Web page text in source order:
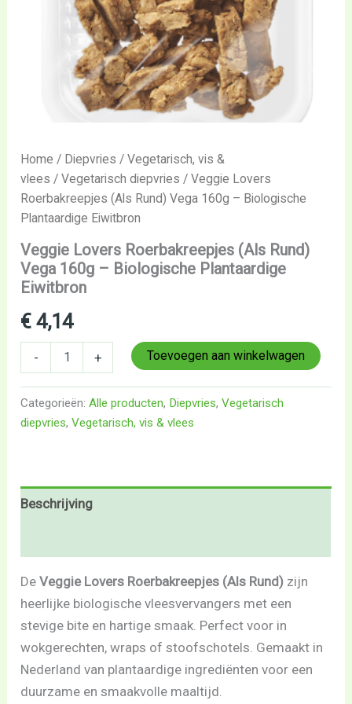
Home / Diepvries /Vegetarisch, vis &
vlees /Vegetarisch diepvries / Veggie Lovers
Roerbakreepjes (Als Rund) Vega 160g – Biologische
Plantaardige Eiwitbron
Veggie Lovers Roerbakreepjes (Als Rund)
Vega 160g – Biologische Plantaardige
Eiwitbron
€ 4,14
- + Toevoegen aan winkelwagen
Categorieën:Alle producten, Diepvries,Vegetarisch
diepvries,Vegetarisch, vis & vlees
Beschrijving
DeVeggie Lovers Roerbakreepjes (Als Rund) zijn
heerlijke biologische vleesvervangers met een
stevige bite en hartige smaak. Perfect voor in
wokgerechten, wraps of stoofschotels. Gemaakt in
Nederland van plantaardige ingrediënten voor een
duurzame en smaakvolle maaltijd.